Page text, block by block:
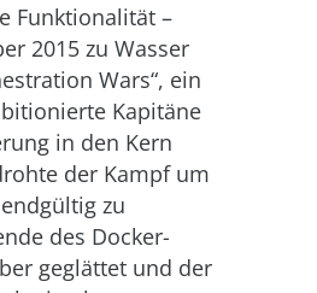
Funktionalität –
2015 zu Wasser
Wars“, ein
Kapitäne
in den Kern
der Kampf um
zu
des Docker-
geglättet und der